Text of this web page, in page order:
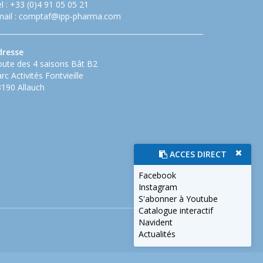
: +33 (0)4 91 05 05 21
: comptaf@ipp-pharma.com
des 4 saisons Bât B2
Activités Fontvieille
Allauch
ACCES DIRECT
Facebook
Instagram
S'abonner à Youtube
Catalogue interactif
Navident
Actualités